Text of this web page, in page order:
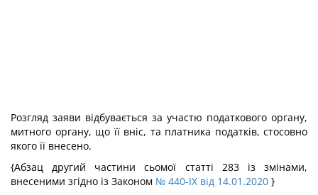
Розгляд заяви відбувається за участю податкового органу,
митного органу, що її вніс, та платника податків, стосовно
якого її внесено.
{Абзац другий частини сьомої статті 283 із змінами,
внесеними згідно із Законом № 440-IX від 14.01.2020 }